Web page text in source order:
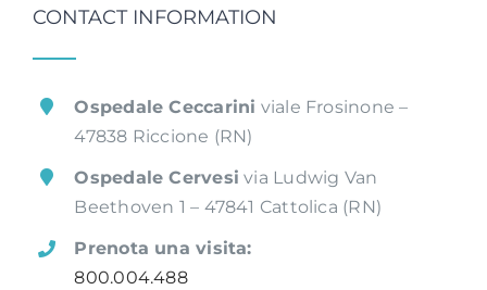
CONTACT INFORMATION
Ospedale Ceccarini viale Frosinone –
47838 Riccione (RN)
Ospedale Cervesi via Ludwig Van
Beethoven 1 – 47841 Cattolica (RN)
Prenota una visita:
800.004.488